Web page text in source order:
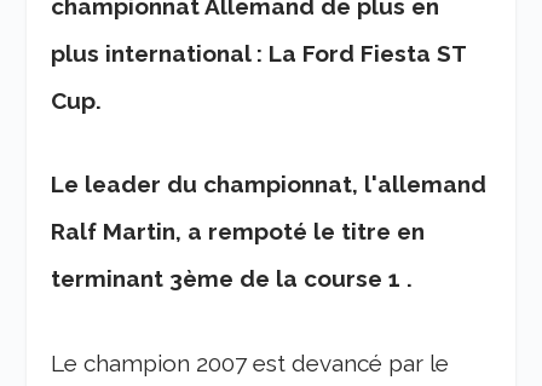
championnat Allemand de plus en
plus international : La Ford Fiesta ST
Cup.
Le leader du championnat, l'allemand
Ralf Martin, a rempoté le titre en
terminant 3ème de la course 1 .
Le champion 2007 est devancé par le